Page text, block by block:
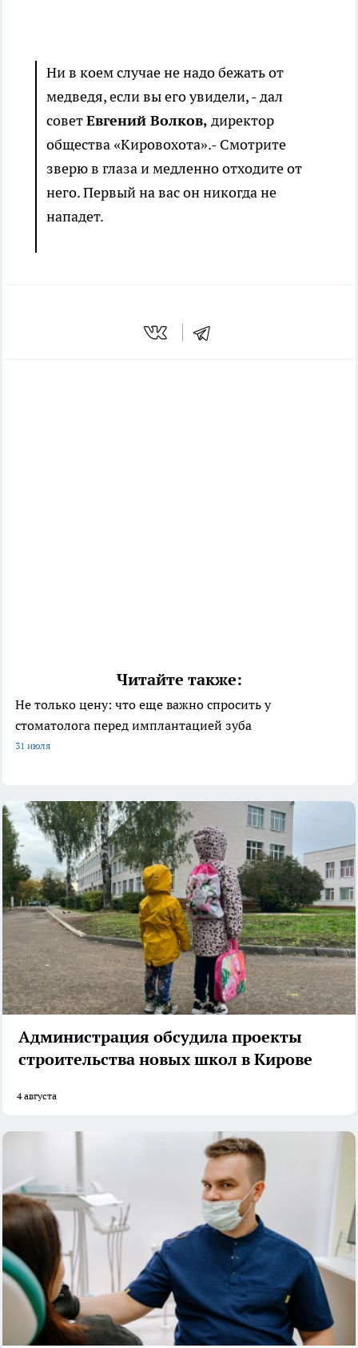
Ни в коем случае не надо бежать от
медведя, если вы его увидели, - дал
советЕвгений Волков, директор
общества «Кировохота».- Смотрите
зверю в глаза и медленно отходите от
него. Первый на вас он никогда не
нападет.
Читайте также:
Не только цену: что еще важно спросить у
стоматолога перед имплантацией зуба
31 июля
Администрация обсудила проекты
строительства новых школ в Кирове
4 августа